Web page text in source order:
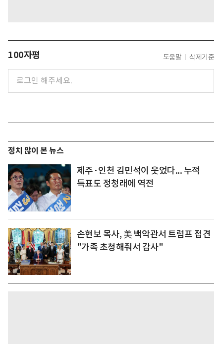
100자평 도움말 삭제기준
정치 많이 본 뉴스
제주·인천 김민석이 웃었다... 누적
득표도 정청래에 역전
손현보 목사, 美 백악관서 트럼프 접견
"가족 초청해줘서 감사"